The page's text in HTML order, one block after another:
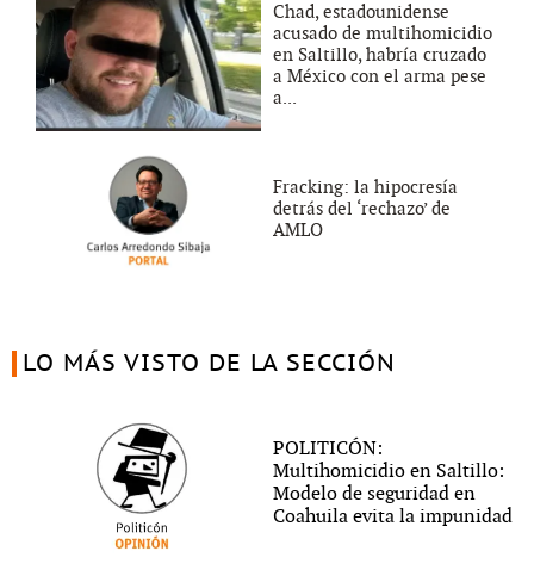
Chad, estadounidense
acusado de multihomicidio
en Saltillo, habría cruzado
a México con el arma pese
a...
Fracking: la hipocresía
detrás del ‘rechazo’ de
AMLO
LO MÁS VISTO DE LA SECCIÓN
POLITICÓN:
Multihomicidio en Saltillo:
Modelo de seguridad en
Coahuila evita la impunidad